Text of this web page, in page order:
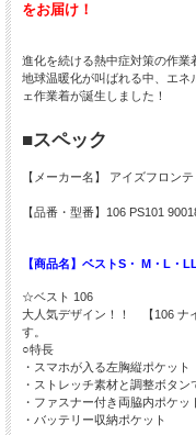
をお届け！
進化を続ける熱中症対策の作業
地球温暖化が叫ばれる中、エネ
ェ作業着が誕生しました！
■スペック
【メーカー名】 アイズフロンテ
【品番・型番】106 PS101
【商品名】ベストS・ M・L・
☆ベスト 106
大人気デザイン！！ 【106
す。
○特長
・スマホが入る左胸縦ポケット
・ストレッチ素材と調整ボタン
・ファスナー付き両脇内ポケッ
・バッテリー収納ポケット